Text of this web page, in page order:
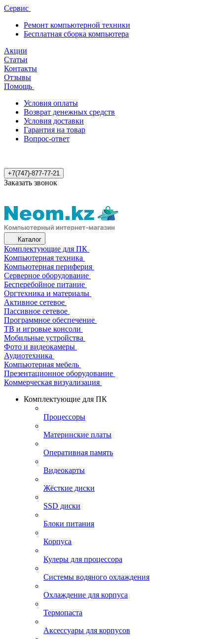
Сервис
Ремонт компьютерной техники
Бесплатная сборка компьютера
Акции
Статьи
Контакты
Отзывы
Помощь
Условия оплаты
Возврат денежных средств
Условия доставки
Гарантия на товар
Вопрос-ответ
+7(747)-877-77-21
Заказать звонок
Каталог
Комплектующие для ПК
Компьютерная техника
Компьютерная периферия
Серверное оборудование
Бесперебойное питание
Оргтехника и материалы
Активное сетевое
Пассивное сетевое
Программное обеспечение
ТВ и игровые консоли
Мобильные устройства
Фото и видеокамеры
Аудиотехника
Компьютерная мебель
Презентационное оборудование
Коммерческая визуализация
Комплектующие для ПК
Процессоры
Материнские платы
Оперативная память
Видеокарты
Жёсткие диски
SSD диски
Блоки питания
Корпуса
Кулеры для процессора
Системы водяного охлаждения
Охлаждение для корпуса
Термопаста
Аксессуары для корпусов